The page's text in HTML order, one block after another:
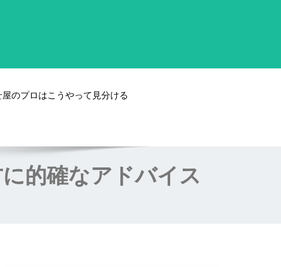
屋のプロはこうやって見分ける
的確なアドバイス